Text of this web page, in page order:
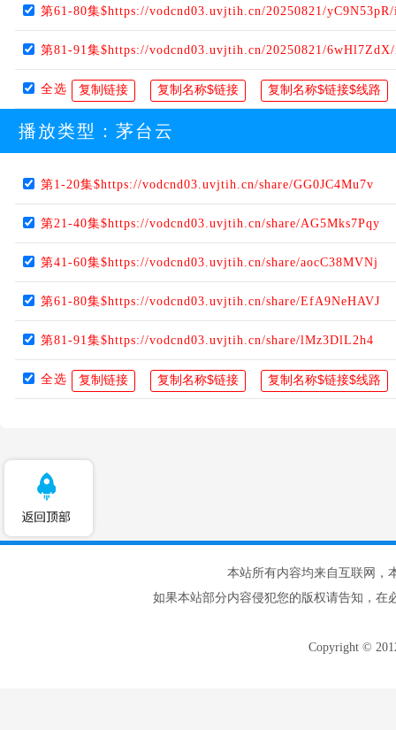
第61-80集$https://vodcnd03.uvjtih.cn/20250821/
第81-91集$https://vodcnd03.uvjtih.cn/20250821/
全选
播放类型： 茅台云
第1-20集$https://vodcnd03.uvjtih.cn/share/GG0JC4Mu7v
第21-40集$https://vodcnd03.uvjtih.cn/share/AG5Mks7Pqy
第41-60集$https://vodcnd03.uvjtih.cn/share/aocC38MVNj
第61-80集$https://vodcnd03.uvjtih.cn/share/EfA9NeHAVJ
第81-91集$https://vodcnd03.uvjtih.cn/share/lMz3DlL2h4
全选
本站所有内容均来自互联网，
如果本站部分内容侵犯您的版权请告知，在
Copyright ©